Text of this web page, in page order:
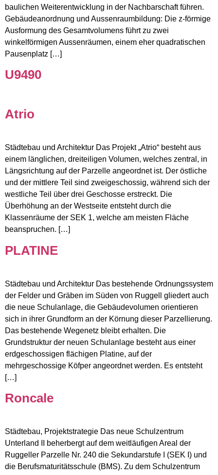
baulichen Weiterentwicklung in der Nachbarschaft führen.
Gebäudeanordnung und Aussenraumbildung: Die z-förmige
Ausformung des Gesamtvolumens führt zu zwei
winkelförmigen Aussenräumen, einem eher quadratischen
Pausenplatz […]
U9490
Atrio
Städtebau und Architektur Das Projekt „Atrio“ besteht aus
einem länglichen, dreiteiligen Volumen, welches zentral, in
Längsrichtung auf der Parzelle angeordnet ist. Der östliche
und der mittlere Teil sind zweigeschossig, während sich der
westliche Teil über drei Geschosse erstreckt. Die
Überhöhung an der Westseite entsteht durch die
Klassenräume der SEK 1, welche am meisten Fläche
beanspruchen. […]
PLATINE
Städtebau und Architektur Das bestehende Ordnungssystem
der Felder und Gräben im Süden von Ruggell gliedert auch
die neue Schulanlage, die Gebäudevolumen orientieren
sich in ihrer Grundform an der Körnung dieser Parzellierung.
Das bestehende Wegenetz bleibt erhalten. Die
Grundstruktur der neuen Schulanlage besteht aus einer
erdgeschossigen flächigen Platine, auf der
mehrgeschossige Köfper angeordnet werden. Es entsteht
[…]
Roncale
Städtebau, Projektstrategie Das neue Schulzentrum
Unterland II beherbergt auf dem weitläufigen Areal der
Ruggeller Parzelle Nr. 240 die Sekundarstufe I (SEK I) und
die Berufsmaturitätsschule (BMS). Zu dem Schulzentrum